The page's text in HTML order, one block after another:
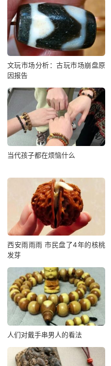
文玩市场分析：古玩市场崩盘原
因报告
当代孩子都在烦恼什么
西安雨雨雨 市民盘了4年的核桃
发芽
人们对戴手串男人的看法